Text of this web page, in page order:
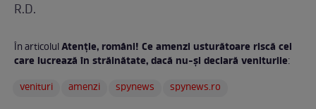
R.D.
În articolulAtenție, români! Ce amenzi usturătoare riscă cei
care lucrează în străinătate, dacă nu-și declară veniturile:
venituri
amenzi spynews spynews.ro